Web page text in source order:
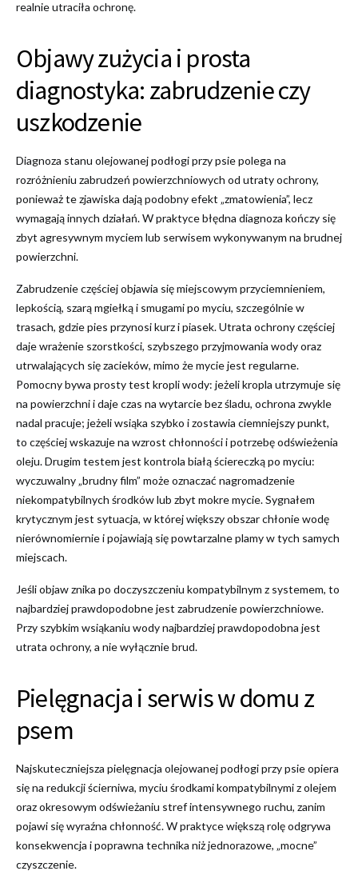
realnie utraciła ochronę.
Objawy zużycia i prosta
diagnostyka: zabrudzenie czy
uszkodzenie
Diagnoza stanu olejowanej podłogi przy psie polega na
rozróżnieniu zabrudzeń powierzchniowych od utraty ochrony,
ponieważ te zjawiska dają podobny efekt „zmatowienia”, lecz
wymagają innych działań. W praktyce błędna diagnoza kończy się
zbyt agresywnym myciem lub serwisem wykonywanym na brudnej
powierzchni.
Zabrudzenie częściej objawia się miejscowym przyciemnieniem,
lepkością, szarą mgiełką i smugami po myciu, szczególnie w
trasach, gdzie pies przynosi kurz i piasek. Utrata ochrony częściej
daje wrażenie szorstkości, szybszego przyjmowania wody oraz
utrwalających się zacieków, mimo że mycie jest regularne.
Pomocny bywa prosty test kropli wody: jeżeli kropla utrzymuje się
na powierzchni i daje czas na wytarcie bez śladu, ochrona zwykle
nadal pracuje; jeżeli wsiąka szybko i zostawia ciemniejszy punkt,
to częściej wskazuje na wzrost chłonności i potrzebę odświeżenia
oleju. Drugim testem jest kontrola białą ściereczką po myciu:
wyczuwalny „brudny film” może oznaczać nagromadzenie
niekompatybilnych środków lub zbyt mokre mycie. Sygnałem
krytycznym jest sytuacja, w której większy obszar chłonie wodę
nierównomiernie i pojawiają się powtarzalne plamy w tych samych
miejscach.
Jeśli objaw znika po doczyszczeniu kompatybilnym z systemem, to
najbardziej prawdopodobne jest zabrudzenie powierzchniowe.
Przy szybkim wsiąkaniu wody najbardziej prawdopodobna jest
utrata ochrony, a nie wyłącznie brud.
Pielęgnacja i serwis w domu z
psem
Najskuteczniejsza pielęgnacja olejowanej podłogi przy psie opiera
się na redukcji ścierniwa, myciu środkami kompatybilnymi z olejem
oraz okresowym odświeżaniu stref intensywnego ruchu, zanim
pojawi się wyraźna chłonność. W praktyce większą rolę odgrywa
konsekwencja i poprawna technika niż jednorazowe, „mocne”
czyszczenie.